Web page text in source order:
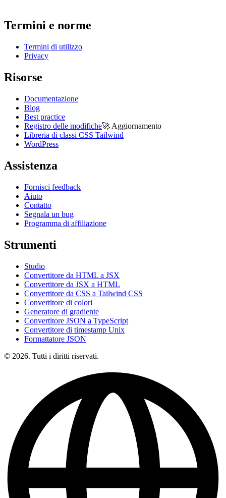
Termini e norme
Termini di utilizzo
Privacy
Risorse
Documentazione
Blog
Best practice
Registro delle modifiche🚀 Aggiornamento
Libreria di classi CSS Tailwind
WordPress
Assistenza
Fornisci feedback
Aiuto
Contatto
Segnala un bug
Programma di affiliazione
Strumenti
Studio
Convertitore da HTML a JSX
Convertitore da JSX a HTML
Convertitore da CSS a Tailwind CSS
Convertitore di colori
Generatore di gradiente
Convertitore JSON a TypeScript
Convertitore di timestamp Unix
Formattatore JSON
© 2026. Tutti i diritti riservati.